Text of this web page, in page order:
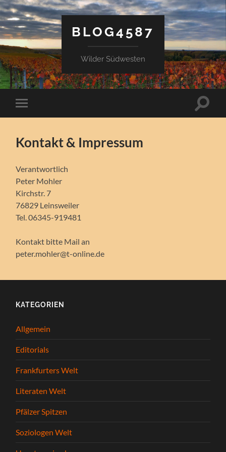
BLOG4587
Wilder Südwesten
Mobile-
Menü
Kontakt & Impressum
Verantwortlich
Peter Mohler
Kirchstr. 7
76829 Leinsweiler
Tel. 06345-919481
Kontakt bitte Mail an
peter.mohler@t-online.de
KATEGORIEN
Allgemein
Editorials
Frankfurters Welt
Literaten Welt
Pfälzer Spitzen
Soziologen Welt